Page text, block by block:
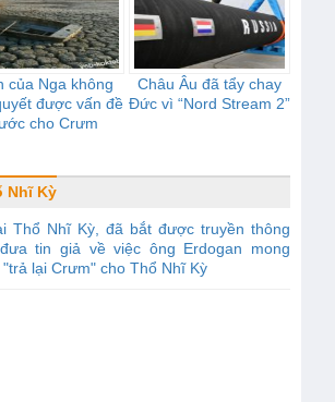
của Nga không
được vấn đề
cho Crưm
Châu Âu đã tẩy chay
Đức vì “Nord Stream 2”
Nhĩ Kỳ
Thổ Nhĩ Kỳ, đã bắt được truyền thông
tin giả về việc ông Erdogan mong
lại Crưm" cho Thổ Nhĩ Kỳ